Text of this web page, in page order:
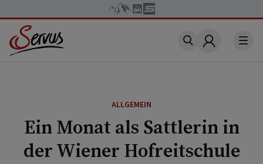
Account
ALLGEMEIN
Ein Monat als Sattlerin in
der Wiener Hofreitschule